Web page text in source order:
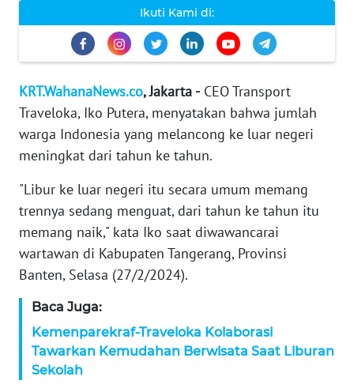
Ikuti Kami di:
KRT.WahanaNews.co, Jakarta -CEO Transport
Traveloka, Iko Putera, menyatakan bahwa jumlah
warga Indonesia yang melancong ke luar negeri
meningkat dari tahun ke tahun.
"Libur ke luar negeri itu secara umum memang
trennya sedang menguat, dari tahun ke tahun itu
memang naik," kata Iko saat diwawancarai
wartawan di Kabupaten Tangerang, Provinsi
Banten, Selasa (27/2/2024).
Baca Juga:
Kemenparekraf-Traveloka Kolaborasi
Tawarkan Kemudahan Berwisata Saat Liburan
Sekolah
WAHANA
PERSONA
WAHANA
OTOMOTIF
WAHANA
HEALTH
WAHANA
DESA
MAWAKA
MARTABAT